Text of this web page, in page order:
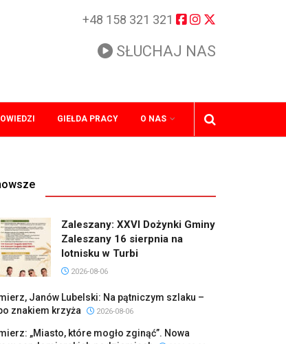
+48 158 321 321
SŁUCHAJ NAS
GIEŁDA PRACY O NAS
Zaleszany: XXVI Dożynki Gminy
Zaleszany 16 sierpnia na
lotnisku w Turbi
2026-08-06
Janów Lubelski: Na pątniczym szlaku –
znakiem krzyża
2026-08-06
„Miasto, które mogło zginąć”. Nowa